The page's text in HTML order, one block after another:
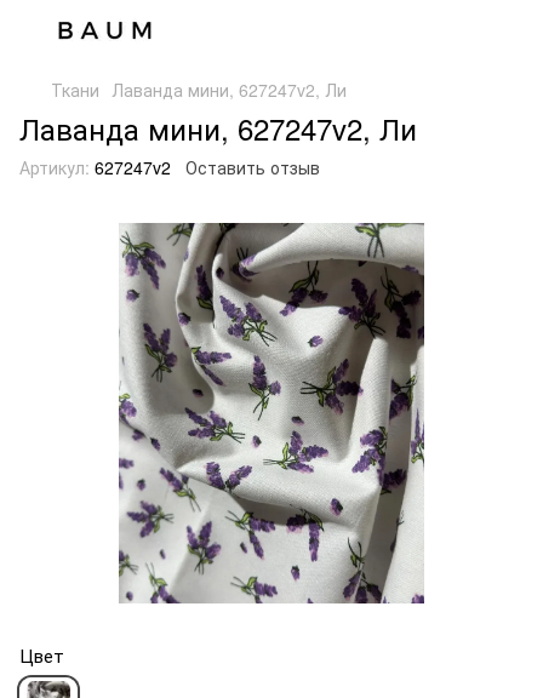
Ткани Лаванда мини, 627247v2, Ли
Лаванда мини, 627247v2, Ли
Артикул: 627247v2 Оставить отзыв
Цвет